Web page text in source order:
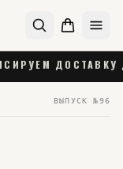
ДОСТАВКУ ДО 1
ВЫПУСК №96